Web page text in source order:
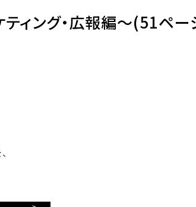
ィング・広報編～(51ペー